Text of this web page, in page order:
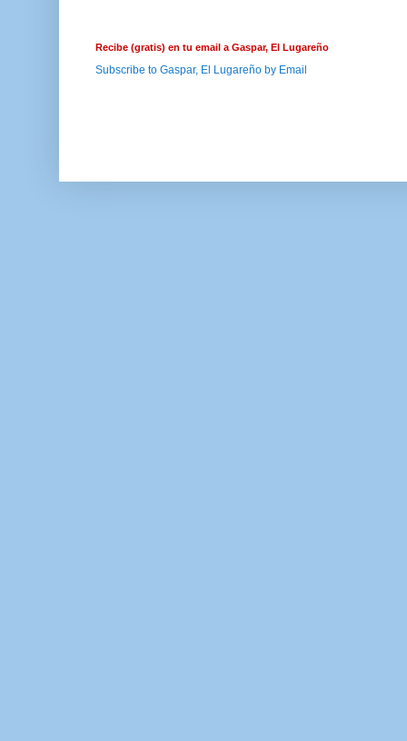
Recibe (gratis) en tu email a Gaspar, El Lugareño
Subscribe to Gaspar, El Lugareño by Email